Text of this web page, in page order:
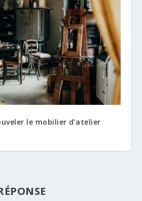
le mobilier d’atelier